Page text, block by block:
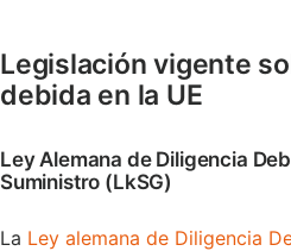
Legislación vigente
debida en la UE
Ley Alemana de Diligencia
Suministro (LkSG)
La Ley alemana de Diligencia